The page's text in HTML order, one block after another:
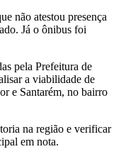
não atestou presença
Já o ônibus foi
pela Prefeitura de
a viabilidade de
e Santarém, no bairro
na região e verificar
em nota.